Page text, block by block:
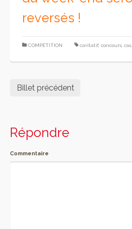
reversés !
COMPÉTITION caritatif, concours, cso,
Billet précédent
Répondre
Commentaire